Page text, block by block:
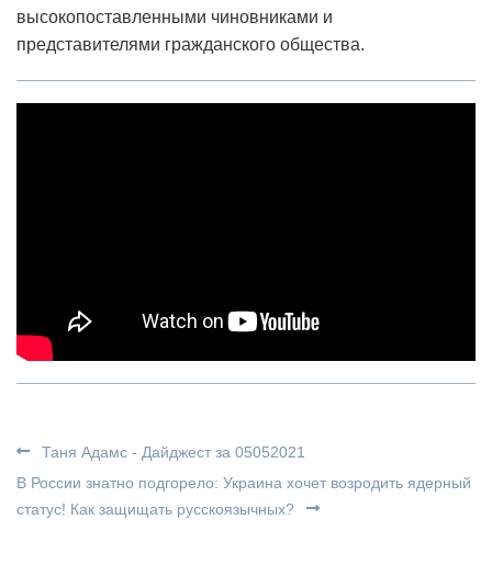
высокопоставленными чиновниками и
представителями гражданского общества.
Таня Адамс - Дайджест за 05052021
В России знатно подгорело: Украина хочет возродить ядерный
статус! Как защищать русскоязычных?